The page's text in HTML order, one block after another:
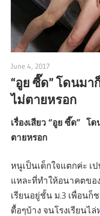
June 4, 2017
“อูย ซี๊ด” โดนม
ไม่ตายหรอก
เรื่องเสียว “อูย ซี๊ด” โ
ตายหรอก
หนูเป็นเด็กใจแตกค่ะ เ
แหละที่ทำให้อนาคตขอ
เรียนอยู่ชั้น ม.3 เพื่อนก็
ดื้อๆบ้าง จนโรงเรียนไ